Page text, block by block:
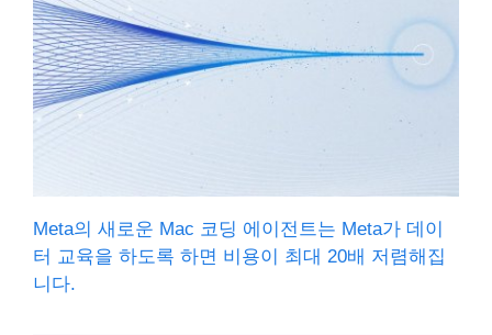
Meta의 새로운 Mac 코딩 에이전트는 Meta가 데이
터 교육을 하도록 하면 비용이 최대 20배 저렴해집
니다.